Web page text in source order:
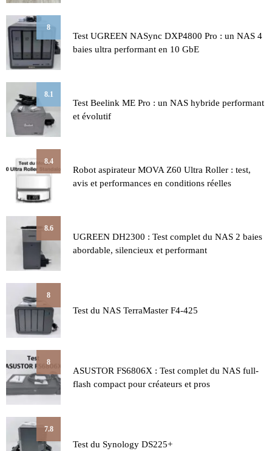
8
Test UGREEN NASync DXP4800 Pro : un NAS 4
baies ultra performant en 10 GbE
8.1
Test Beelink ME Pro : un NAS hybride performant
et évolutif
8.4
Robot aspirateur MOVA Z60 Ultra Roller : test,
avis et performances en conditions réelles
8.6
UGREEN DH2300 : Test complet du NAS 2 baies
abordable, silencieux et performant
8
Test du NAS TerraMaster F4-425
8
ASUSTOR FS6806X : Test complet du NAS full-
flash compact pour créateurs et pros
7.8
Test du Synology DS225+